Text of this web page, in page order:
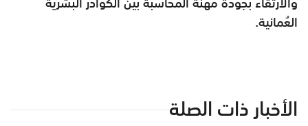
العُمانية.
الأخبار ذات الصلة